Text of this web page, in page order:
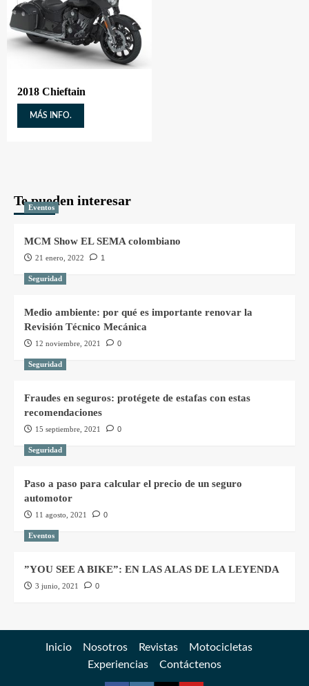
2018 Chieftain
MÁS INFO.
Te pueden interesar
Eventos
MCM Show EL SEMA colombiano
21 enero, 2022 1
Seguridad
Medio ambiente: por qué es importante renovar la
Revisión Técnico Mecánica
12 noviembre, 2021 0
Seguridad
Fraudes en seguros: protégete de estafas con estas
recomendaciones
15 septiembre, 2021 0
Seguridad
Paso a paso para calcular el precio de un seguro
automotor
11 agosto, 2021 0
Eventos
”YOU SEE A BIKE”: EN LAS ALAS DE LA LEYENDA
3 junio, 2021 0
Inicio Nosotros Revistas
Motocicletas
Experiencias
Contáctenos